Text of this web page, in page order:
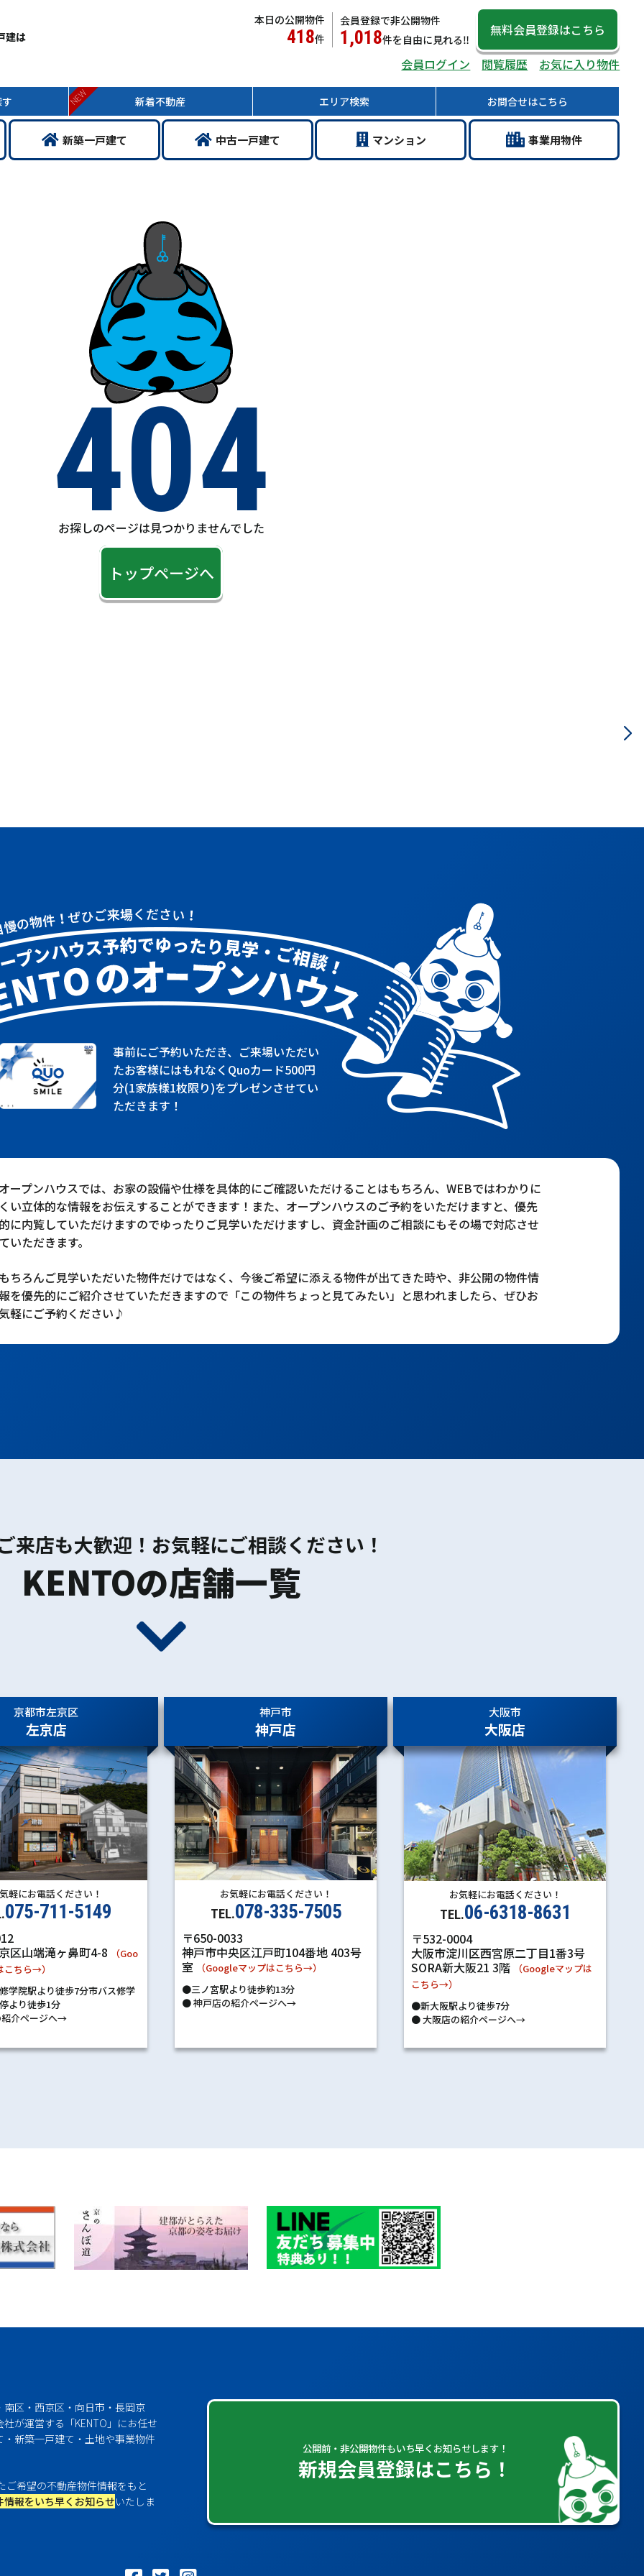
建は
本日の公開物件
418件
会員登録で非公開物件
1,018件を自由に見れる‼
無料会員登録はこちら
会員ログイン
閲覧履歴 お気に入り物件
新着不動産
NEW エリア検索 お問合せはこちら
新築一戸建て 中古一戸建て マンション 事業用物件
404
お探しのページは見つかりませんでした
トップページへ
事前にご予約いただき、ご来場いただい
たお客様にはもれなくQuoカード500円
分(1家族様1枚限り)をプレゼンさせてい
ただきます！
ープンハウスでは、お家の設備や仕様を具体的にご確認いただけることはもちろん、WEBではわかりに
い立体的な情報をお伝えすることができます！また、オープンハウスのご予約をいただけますと、優先
に内覧していただけますのでゆったりご見学いただけますし、資金計画のご相談にもその場で対応させ
いただきます。
ちろんご見学いただいた物件だけではなく、今後ご希望に添える物件が出てきた時や、非公開の物件情
を優先的にご紹介させていただきますので「この物件ちょっと見てみたい」と思われましたら、ぜひお
軽にご予約ください♪
来店も大歓迎！お気軽にご相談ください！
KENTOの店舗一覧
京都市左京区
左京店
軽にお電話ください！
075-711-5149
区山端滝ヶ鼻町4-8
（Goo
ちら→）
学院駅より徒歩7分市バス修学
より徒歩1分
介ページへ→
神戸市
神戸店
お気軽にお電話ください！
TEL.078-335-7505
〒650-0033
神戸市中央区江戸町104番地 403号
室
（Googleマップはこちら→）
●三ノ宮駅より徒歩約13分
●神戸店の紹介ページへ→
大阪市
大阪店
お気軽にお電話ください！
TEL.06-6318-8631
〒532-0004
大阪市淀川区西宮原二丁目1番3号
SORA新大阪21 3階
（Googleマップは
こちら→）
●新大阪駅より徒歩7分
●大阪店の紹介ページへ→
区・西京区・向日市・長岡京
が運営する「KENTO」にお任せ
新築一戸建て・土地や事業物件
希望の不動産物件情報をもと
報をいち早くお知らせいたしま
公開前・非公開物件もいち早くお知らせします！
新規会員登録はこちら！